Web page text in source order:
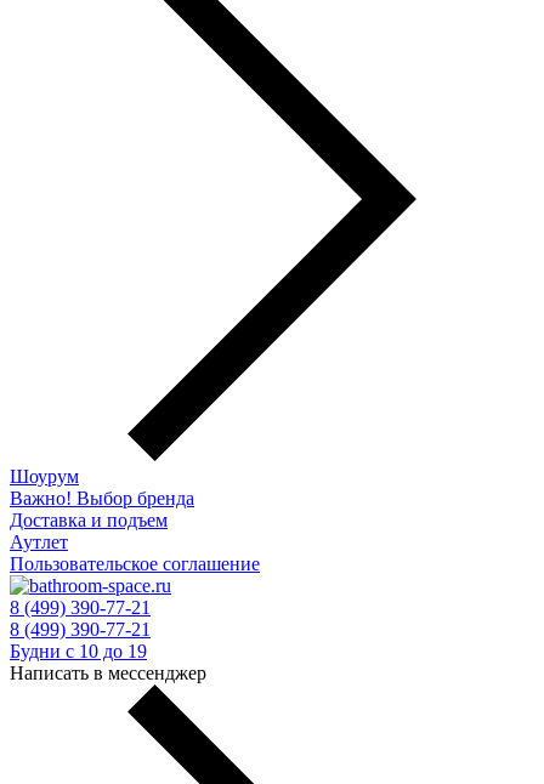
Шоурум
Важно! Выбор бренда
Доставка и подъем
Аутлет
Пользовательское соглашение
8 (499) 390-77-21
8 (499) 390-77-21
Будни с 10 до 19
Написать в мессенджер